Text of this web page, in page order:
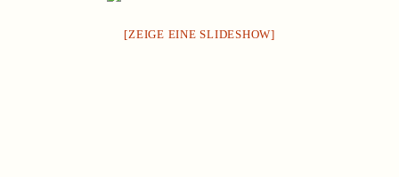
[ZEIGE EINE SLIDESHOW]